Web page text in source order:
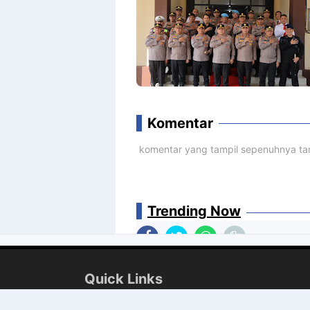
Komentar
komentar yang tampil sepenuhnya
Trending Now
Quick Links